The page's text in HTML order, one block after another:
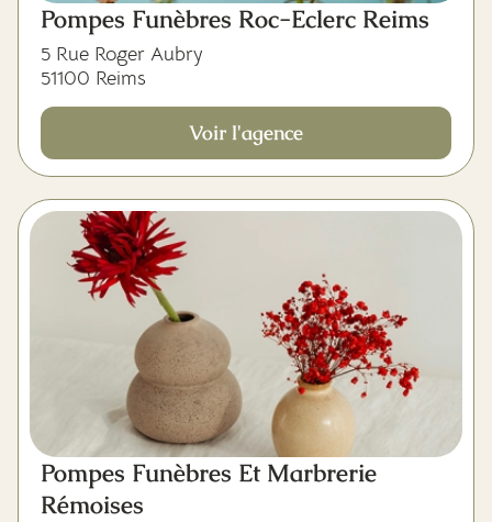
Pompes Funèbres Roc-Eclerc Reims
5 Rue Roger Aubry
51100 Reims
Voir l'agence
Pompes Funèbres Et Marbrerie
Rémoises